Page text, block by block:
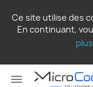
Ce site utilise des
En continuant,
